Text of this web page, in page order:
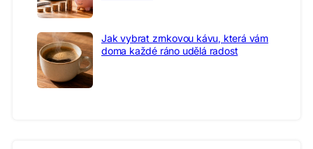
Jak vybrat zrnkovou kávu, která vám
doma každé ráno udělá radost